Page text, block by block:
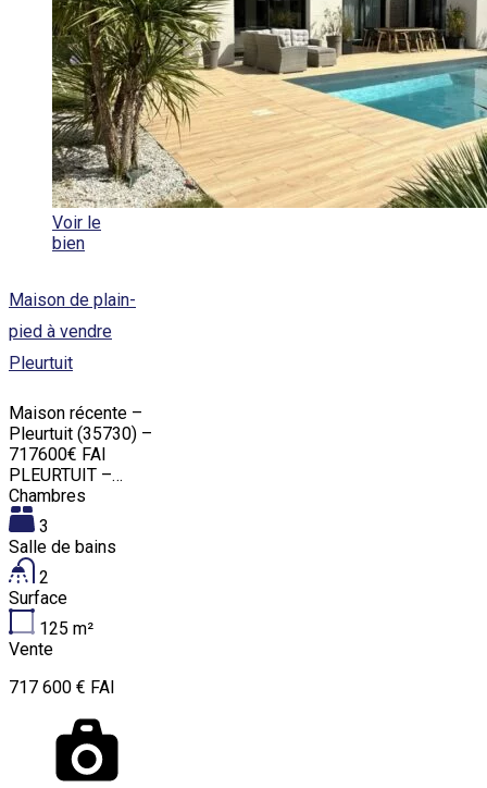
Voir le
bien
Maison de plain-
pied à vendre
Pleurtuit
Maison récente –
Pleurtuit (35730) –
717600€ FAI
PLEURTUIT –…
Chambres
3
Salle de bains
2
Surface
125 m²
Vente
717 600 € FAI